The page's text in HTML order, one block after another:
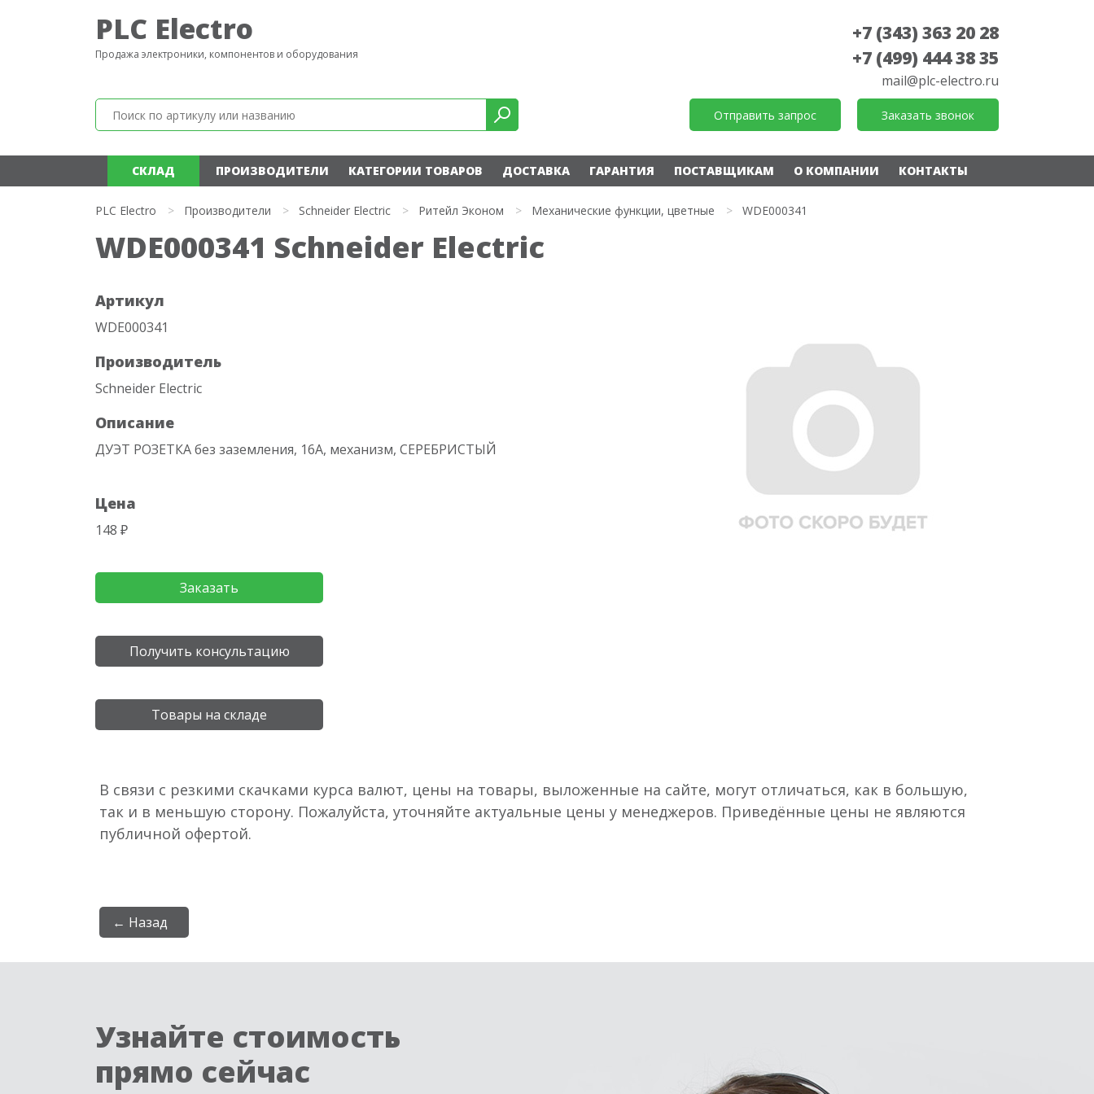
PLC Electro
Продажа электроники, компонентов и оборудования
+7 (343) 363 20 28
+7 (499) 444 38 35
mail@plc-electro.ru
Отправить запрос Заказать звонок
СКЛАД ПРОИЗВОДИТЕЛИ КАТЕГОРИИ ТОВАРОВ ДОСТАВКА ГАРАНТИЯ ПОСТАВЩИКАМ О КОМПАНИИ КОНТАКТЫ
PLC Electro > Производители > Schneider Electric > Ритейл Эконом > Механические функции, цветные > WDE000341
WDE000341 Schneider Electric
Артикул
WDE000341
Производитель
Schneider Electric
Описание
ДУЭТ РОЗЕТКА без заземления, 16А, механизм, СЕРЕБРИСТЫЙ
Цена
148 ₽
Заказать
Получить консультацию
Товары на складе
В связи с резкими скачками курса валют, цены на товары, выложенные на сайте, могут отличаться, как в большую,
так и в меньшую сторону. Пожалуйста, уточняйте актуальные цены у менеджеров. Приведённые цены не являются
публичной офертой.
← Назад
Узнайте стоимость
прямо сейчас